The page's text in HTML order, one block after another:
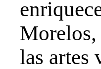
las artes